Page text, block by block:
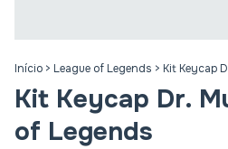
Início > League of Legends > Kit Keycap
Kit Keycap Dr.
of Legends